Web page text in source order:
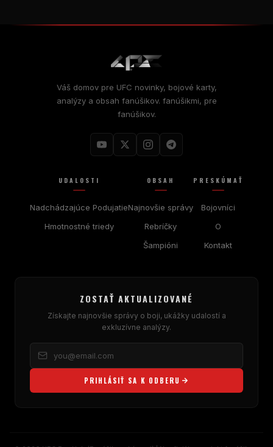
Váš domov pre UFC novinky, bojové karty,
analýzy a obsah fanúšikov. fanúšikmi, pre
fanúšikov.
UDALOSTI
Nadchádzajúce Podujatie
Hmotnostné triedy
OBSAH
Najnovšie správy
Rebríčky
Šampióni
PRESKÚMAŤ
Bojovníci
O
Kontakt
ZOSTAŤ AKTUALIZOVANÉ
Získajte najnovšie správy o boji, ukážky udalostí a
exkluzívne analýzy.
PRIHLÁSIŤ SA K ODBERU